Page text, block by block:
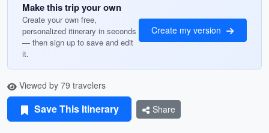
Make this trip your own
Create your own free,
personalized itinerary in seconds
— then sign up to save and edit
it.
Create my version
Viewed by 79 travelers
Save This Itinerary Share